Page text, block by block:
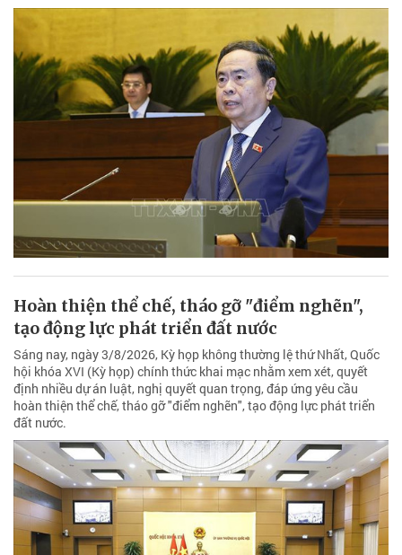
Hoàn thiện thể chế, tháo gỡ "điểm nghẽn",
tạo động lực phát triển đất nước
Sáng nay, ngày 3/8/2026, Kỳ họp không thường lệ thứ Nhất, Quốc
hội khóa XVI (Kỳ họp) chính thức khai mạc nhằm xem xét, quyết
định nhiều dự án luật, nghị quyết quan trọng, đáp ứng yêu cầu
hoàn thiện thể chế, tháo gỡ "điểm nghẽn", tạo động lực phát triển
đất nước.